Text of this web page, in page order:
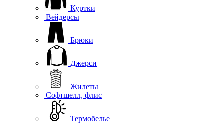
Куртки
Вейдерсы
Брюки
Джерси
Жилеты
Софтшелл, флис
Термобелье